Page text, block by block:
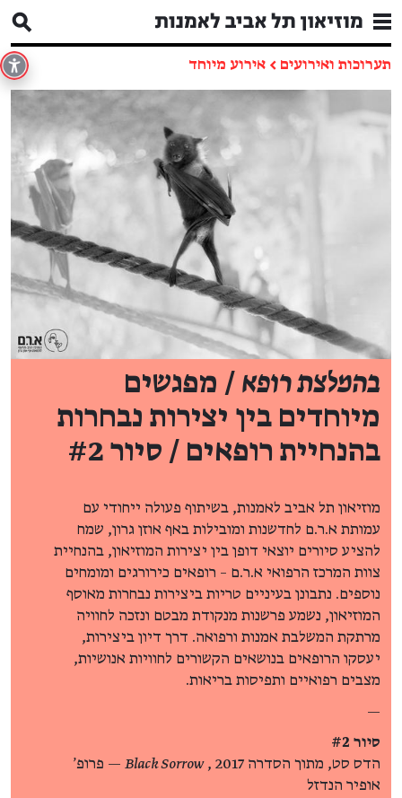
תערוכות ואירועים ← אירוע מיוחד
בהמלצת רופא / מפגשים
מיוחדים בין יצירות נבחרות
בהנחיית רופאים / סיור #2
מוזיאון תל אביב לאמנות, בשיתוף פעולה ייחודי עם
עמותת א.ר.ם לחדשנות ומובילות באף אוזן גרון, שמח
להציע סיורים יוצאי דופן בין יצירות המוזיאון, בהנחיית
צוות המרכז הרפואי א.ר.ם – רופאים כירורגים ומומחים
נוספים. נתבונן בעיניים טריות ביצירות נבחרות מאוסף
המוזיאון, נשמע פרשנות מנקודת מבטם ונזכה לחוויה
מרתקת המשלבת אמנות ורפואה. דרך דיון ביצירות,
יעסקו הרופאים בנושאים הקשורים לחוויות אנושיות,
מצבים רפואיים ותפיסות בריאות.
—
סיור #2
הדס סט, מתוך הסדרה
Black Sorrow , 2017 — פרופ'
אופיר הנדזל